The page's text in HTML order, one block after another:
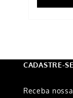
CADASTRE-SE
Receba